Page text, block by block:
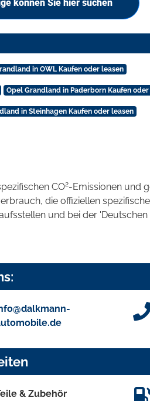
können Sie hier suchen
in OWL Kaufen oder leasen
Opel Grandland in Paderborn Kaufen
in Steinhagen Kaufen oder leasen
CO2-Emissionen und
die offiziellen
und bei der
& Zubehör